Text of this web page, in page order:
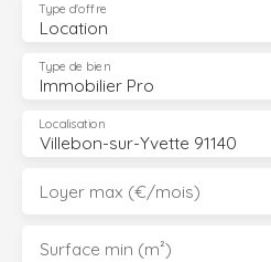
Location
Type d'offre
Immobilier Pro
Type de bien
Villebon-sur-Yvette 91140
Localisation
Loyer max (€/mois)
Surface min (m²)